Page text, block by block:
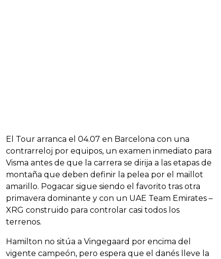
El Tour arranca el 04.07 en Barcelona con una
contrarreloj por equipos, un examen inmediato para
Visma antes de que la carrera se dirija a las etapas de
montaña que deben definir la pelea por el maillot
amarillo. Pogacar sigue siendo el favorito tras otra
primavera dominante y con un UAE Team Emirates –
XRG construido para controlar casi todos los
terrenos.
Hamilton no sitúa a Vingegaard por encima del
vigente campeón, pero espera que el danés lleve la